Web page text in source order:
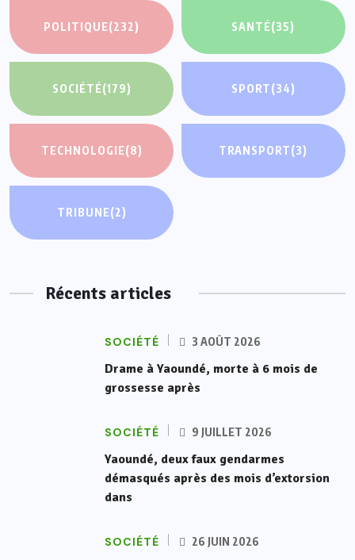
POLITIQUE(232) SANTÉ(35)
SOCIÉTÉ(179) SPORT(34)
TECHNOLOGIE(8) TRANSPORT(3)
TRIBUNE(2)
Récents articles
SOCIÉTÉ 3 AOÛT 2026
Drame à Yaoundé, morte à 6 mois de
grossesse après
SOCIÉTÉ 9 JUILLET 2026
Yaoundé, deux faux gendarmes
démasqués après des mois d’extorsion
dans
SOCIÉTÉ 26 JUIN 2026